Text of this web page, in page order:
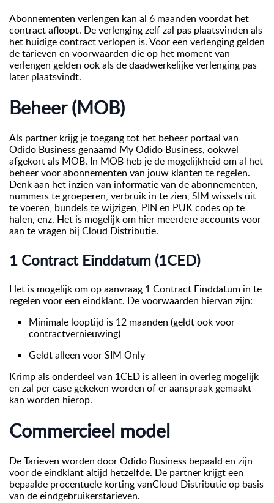
Abonnementen verlengen kan al 6 maanden voordat het
contract afloopt. De verlenging zelf zal pas plaatsvinden als
het huidige contract verlopen is. Voor een verlenging gelden
de tarieven en voorwaarden die op het moment van
verlengen gelden ook als de daadwerkelijke verlenging pas
later plaatsvindt.
Beheer (MOB)
Als partner krijg je toegang tot het beheer portaal van
Odido Business genaamd My Odido Business, ookwel
afgekort als MOB. In MOB heb je de mogelijkheid om al het
beheer voor abonnementen van jouw klanten te regelen.
Denk aan het inzien van informatie van de abonnementen,
nummers te groeperen, verbruik in te zien, SIM wissels uit
te voeren, bundels te wijzigen, PIN en PUK codes op te
halen, enz. Het is mogelijk om hier meerdere accounts voor
aan te vragen bij Cloud Distributie.
1 Contract Einddatum (1CED)
Het is mogelijk om op aanvraag 1 Contract Einddatum in te
regelen voor een eindklant. De voorwaarden hiervan zijn:
Minimale looptijd is 12 maanden (geldt ook voor
contractvernieuwing)
Geldt alleen voor SIM Only
Krimp als onderdeel van 1CED is alleen in overleg mogelijk
en zal per case gekeken worden of er aanspraak gemaakt
kan worden hierop.
Commercieel model
De Tarieven worden door Odido Business bepaald en zijn
voor de eindklant altijd hetzelfde. De partner krijgt een
bepaalde procentuele korting vanCloud Distributie op basis
van de eindgebruikerstarieven.